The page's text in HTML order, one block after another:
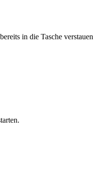
in die Tasche verstauen